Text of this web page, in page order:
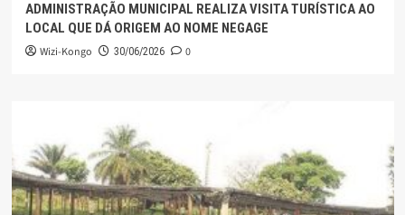
ADMINISTRAÇÃO MUNICIPAL REALIZA VISITA TURÍSTICA AO
LOCAL QUE DÁ ORIGEM AO NOME NEGAGE
Wizi-Kongo 30/06/2026 0